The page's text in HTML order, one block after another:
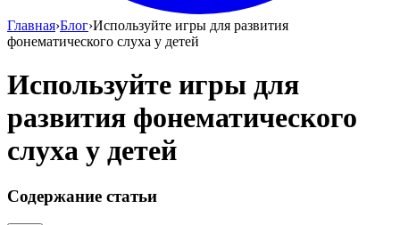
Главная›Блог›Используйте игры для развития
фонематического слуха у детей
Используйте игры для
развития фонематического
слуха у детей
Содержание статьи